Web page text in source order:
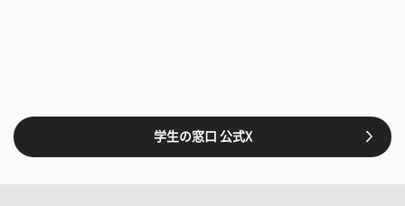
学生の窓口 公式X